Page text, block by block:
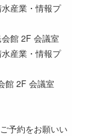
産業・情報プ
館 2F 会議室
産業・情報プ
2F 会議室
予約をお願いい